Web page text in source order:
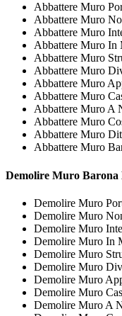
Abbattere Muro
Abbattere Muro
Abbattere Muro
Abbattere Muro In
Abbattere Muro
Abbattere Muro
Abbattere Muro
Abbattere Muro
Abbattere Muro A
Abbattere Muro
Abbattere Muro
Abbattere Muro
Demolire Muro Barona
Demolire Muro
Demolire Muro
Demolire Muro
Demolire Muro In
Demolire Muro
Demolire Muro
Demolire Muro
Demolire Muro
Demolire Muro A